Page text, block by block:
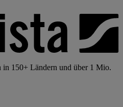
in 150+ Ländern und über 1 Mio.